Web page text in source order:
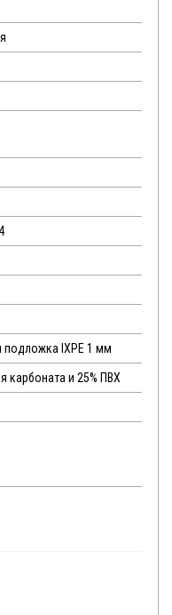
подложка IXPE 1 мм
карбоната и 25% ПВХ